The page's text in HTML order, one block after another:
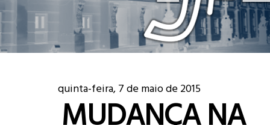
quinta-feira, 7 de maio de 2015
MUDANÇA NA